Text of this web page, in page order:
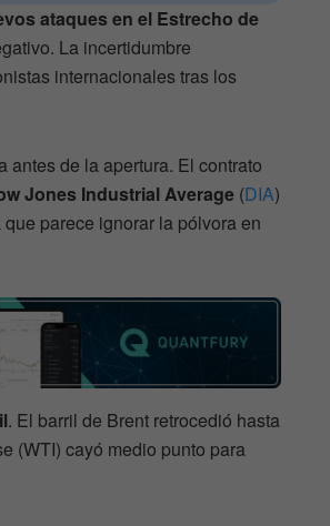
ataques en el Estrecho de
La incertidumbre
internacionales tras los
antes de la apertura. El contrato
Jones Industrial Average (DIA)
parece ignorar la pólvora en
. El barril de Brent retrocedió hasta
(WTI) cayó medio punto para